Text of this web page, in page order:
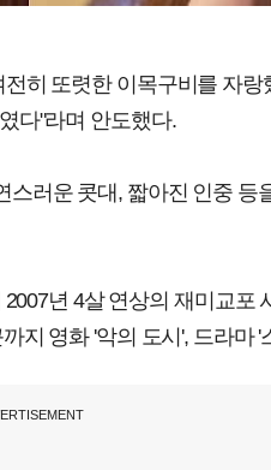
히 또렷한 이목구비를 자랑
다"라며 안도했다.
러운 콧대, 짧아진 인중 등
년 4살 연상의 재미교포
지 영화 '악의 도시', 드라마 '